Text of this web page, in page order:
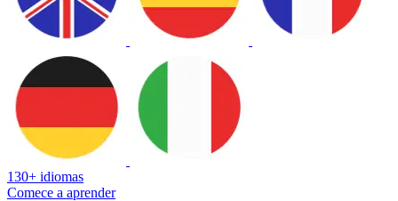
130+ idiomas
Comece a aprender